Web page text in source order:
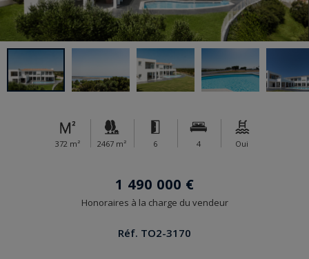
372 m² 2467 m² 6 4 Oui
1 490 000 €
Honoraires à la charge du vendeur
Réf. TO2-3170